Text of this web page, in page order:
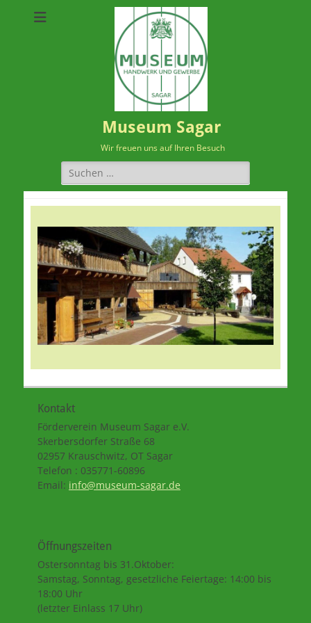
Museum Sagar
Wir freuen uns auf Ihren Besuch
Suchen
nach:
Kontakt
Förderverein Museum Sagar e.V.
Skerbersdorfer Straße 68
02957 Krauschwitz, OT Sagar
Telefon : 035771-60896
Email: info@museum-sagar.de
Öffnungszeiten
Ostersonntag bis 31.Oktober:
Samstag, Sonntag, gesetzliche Feiertage: 14:00 bis
18:00 Uhr
(letzter Einlass 17 Uhr)